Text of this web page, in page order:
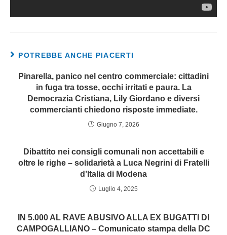
POTREBBE ANCHE PIACERTI
Pinarella, panico nel centro commerciale: cittadini
in fuga tra tosse, occhi irritati e paura. La
Democrazia Cristiana, Lily Giordano e diversi
commercianti chiedono risposte immediate.
Giugno 7, 2026
Dibattito nei consigli comunali non accettabili e
oltre le righe – solidarietà a Luca Negrini di Fratelli
d’Italia di Modena
Luglio 4, 2025
IN 5.000 AL RAVE ABUSIVO ALLA EX BUGATTI DI
CAMPOGALLIANO – Comunicato stampa della DC